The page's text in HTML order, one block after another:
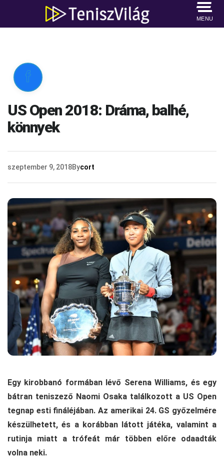
MENU

US Open 2018: Dráma, balhé,
könnyek
szeptember 9, 2018Bycort
Egy kirobbanó formában lévő Serena Williams, és egy
bátran teniszező Naomi Osaka találkozott a US Open
tegnap esti fináléjában. Az amerikai 24. GS győzelmére
készülhetett, és a korábban látott játéka, valamint a
rutinja miatt a trófeát már többen előre odaadták
volna neki.